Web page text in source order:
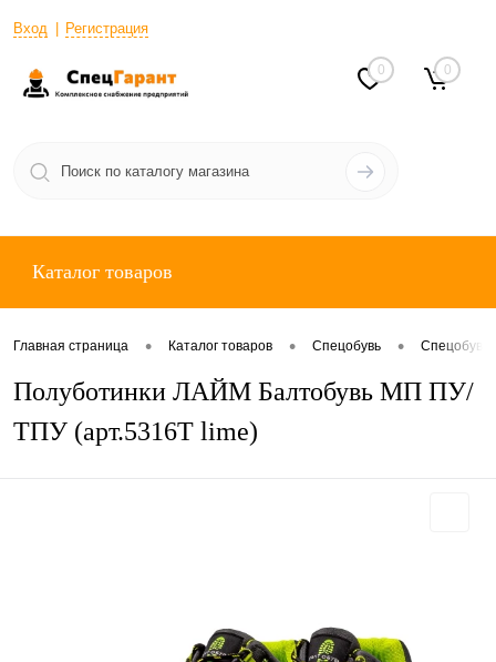
Вход Регистрация
0 0
Каталог товаров
Главная страница • Каталог товаров • Спецобувь • Спецобувь
Полуботинки ЛАЙМ Балтобувь МП ПУ/
ТПУ (арт.5316Т lime)